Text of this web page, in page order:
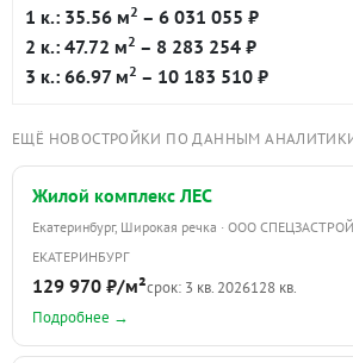
1 к.: 35.56 м2 – 6 031 055 ₽
2 к.: 47.72 м2 – 8 283 254 ₽
3 к.: 66.97 м2 – 10 183 510 ₽
ЕЩЁ НОВОСТРОЙКИ ПО ДАННЫМ
Жилой комплекс ЛЕС
Екатеринбург, Широкая речка · ООО
ЕКАТЕРИНБУРГ
129 970 ₽/м²срок: 3 кв. 2026128 кв.
Подробнее →